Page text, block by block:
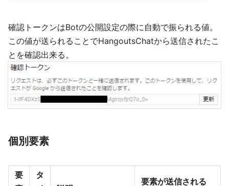
確認トークンはBotの公開設定の際に自動で振られる値。
この値が送られることでHangoutsChatから送信されたこ
とを確認出来る。
個別要素
要
タ
要素が送信される